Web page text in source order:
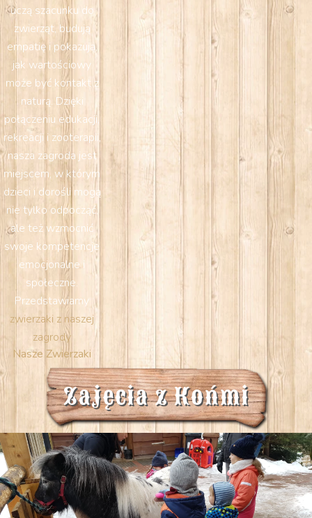
uczą szacunku do
zwierząt, budują
empatię i pokazują,
jak wartościowy
może być kontakt z
naturą. Dzięki
połączeniu edukacji,
rekreacji i zooterapii,
nasza zagroda jest
miejscem, w którym
dzieci i dorośli mogą
nie tylko odpocząć,
ale też wzmocnić
swoje kompetencje
emocjonalne i
społeczne.
Przedstawiamy
zwierzaki z naszej
zagrody
Nasze Zwierzaki
Zajęcia z Końmi